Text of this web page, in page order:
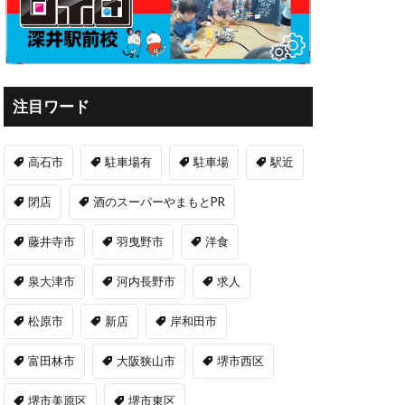
注目ワード
高石市 駐車場有 駐車場 駅近
閉店 酒のスーパーやまもとPR
藤井寺市 羽曳野市 洋食
泉大津市 河内長野市 求人
松原市 新店 岸和田市
富田林市 大阪狭山市 堺市西区
堺市美原区 堺市東区